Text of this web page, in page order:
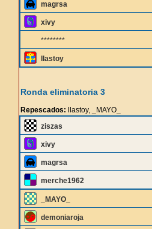
magrsa
xivy
********
llastoy
Ronda eliminatoria 3
Repescados: llastoy, _MAYO_
ziszas
xivy
magrsa
merche1962
_MAYO_
demoniaroja